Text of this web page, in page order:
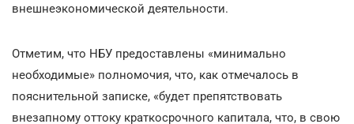
внешнеэкономической деятельности.
Отметим, что НБУ предоставлены «минимально
необходимые» полномочия, что, как отмечалось в
пояснительной записке, «будет препятствовать
внезапному оттоку краткосрочного капитала, что, в свою